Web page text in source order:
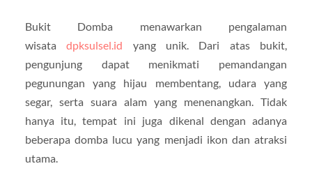
Bukit Domba menawarkan pengalaman
wisatadpksulsel.id yang unik. Dari atas bukit,
pengunjung dapat menikmati pemandangan
pegunungan yang hijau membentang, udara yang
segar, serta suara alam yang menenangkan. Tidak
hanya itu, tempat ini juga dikenal dengan adanya
beberapa domba lucu yang menjadi ikon dan atraksi
utama.